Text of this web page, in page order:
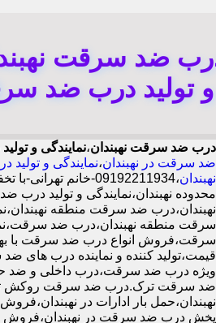
ضد سرقت
و تولید درب ضد
درب ضد سرقت نهبندان،نمایندگی و
ضد سرقت در نهبندان،نمایندگی و
نهبندان
،09192211934-خانم
محدوده نهبندان،نمایندگی و تولید
نهبندان،درب ضد سرقت منطقه
سرقت منطقه نهبندان،درب ضد
سرقت،فروش انواع درب ضد سرقت با
قیمت،تولید کننده و نماینده درب های
ویژه درب ضد سرقت،درب داخلی و ضد
ضد سرقت ترک.درب ضد سرقت روکش
نهبندان،حمل بار ادارات در
پخش درب ضد سرقت در نهبندان،فروش